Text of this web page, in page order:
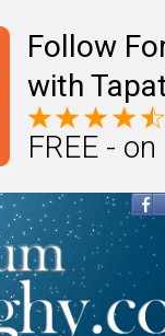
Follow
with
FREE -